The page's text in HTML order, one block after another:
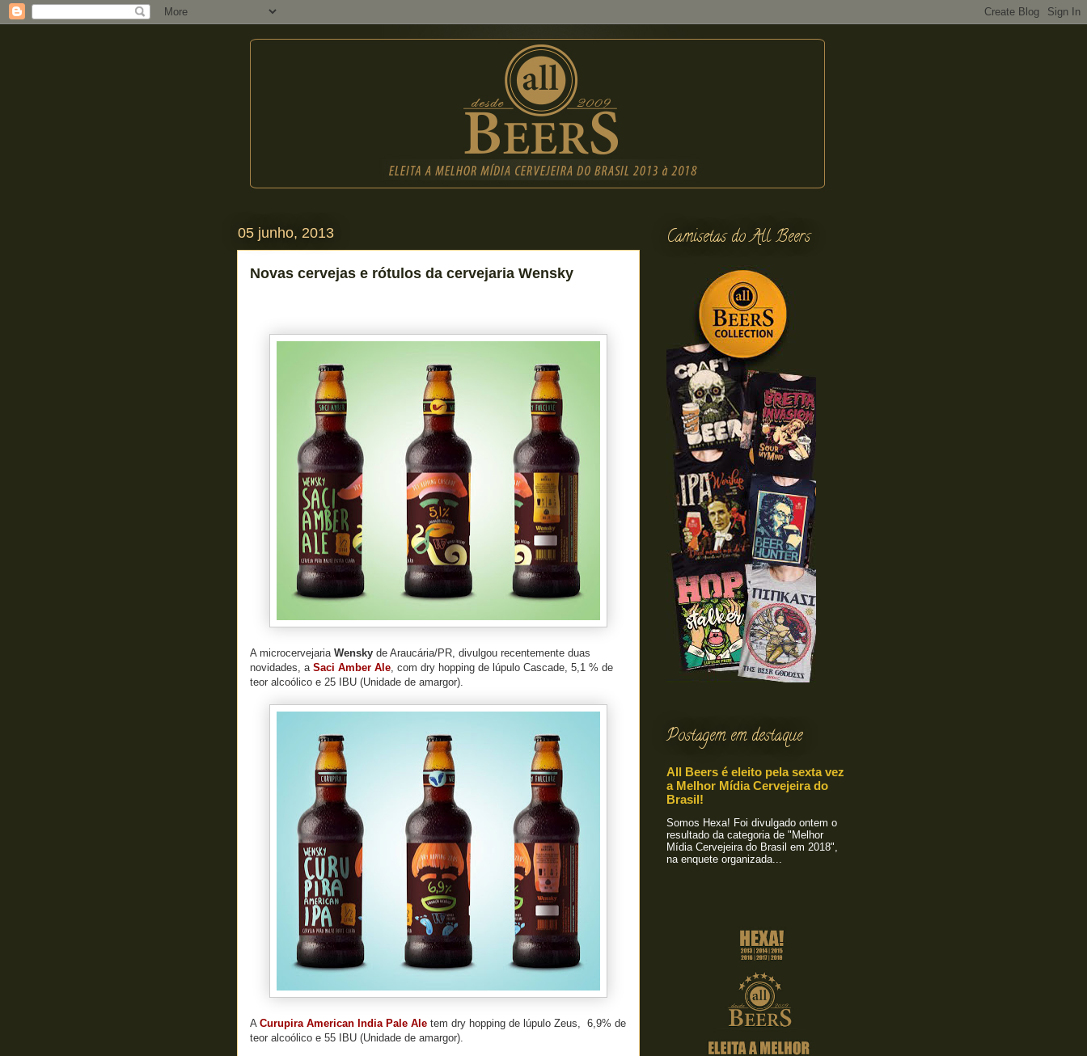
05 junho, 2013
Novas cervejas e rótulos da cervejaria Wensky
A microcervejaria Wensky de Araucária/PR, divulgou recentemente duas
novidades, a Saci Amber Ale, com dry hopping de lúpulo Cascade, 5,1 % de
teor alcoólico e 25 IBU (Unidade de amargor).
A Curupira American India Pale Ale tem dry hopping de lúpulo Zeus, 6,9% de
teor alcoólico e 55 IBU (Unidade de amargor).
Camisetas do All Beers
Postagem em destaque
All Beers é eleito pela sexta vez
a Melhor Mídia Cervejeira do
Brasil!
Somos Hexa! Foi divulgado ontem o
resultado da categoria de "Melhor
Mídia Cervejeira do Brasil em 2018",
na enquete organizada...